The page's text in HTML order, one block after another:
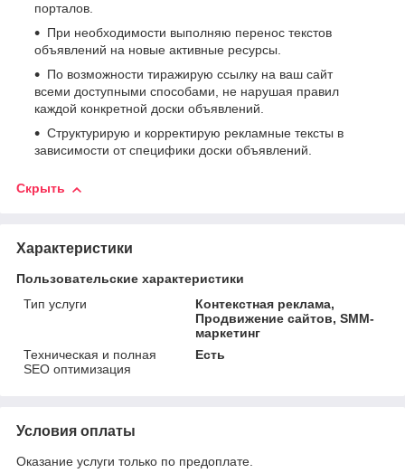
порталов.
При необходимости выполняю перенос текстов
объявлений на новые активные ресурсы.
По возможности тиражирую ссылку на ваш сайт
всеми доступными способами, не нарушая правил
каждой конкретной доски объявлений.
Структурирую и корректирую рекламные тексты в
зависимости от специфики доски объявлений.
Скрыть
Характеристики
Пользовательские характеристики
Тип услуги
Контекстная реклама,
Продвижение сайтов, SMM-
маркетинг
Техническая и полная
SEO оптимизация
Есть
Условия оплаты
Оказание услуги только по предоплате.